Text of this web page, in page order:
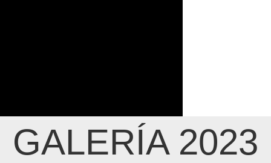
GALERÍA 2023